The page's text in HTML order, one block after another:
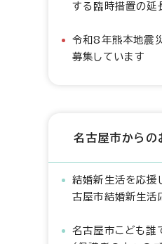
する臨時措置の延
令和8年熊本地震
募集しています
名古屋市からの
結婚新生活を応援
古屋市結婚新生
名古屋市こども誰